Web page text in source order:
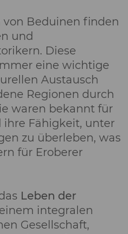
von Beduinen finden
und
Diese
eine wichtige
Austausch
Regionen durch
waren bekannt für
Fähigkeit, unter
zu überleben, was
für Eroberer
Leben der
integralen
Gesellschaft,